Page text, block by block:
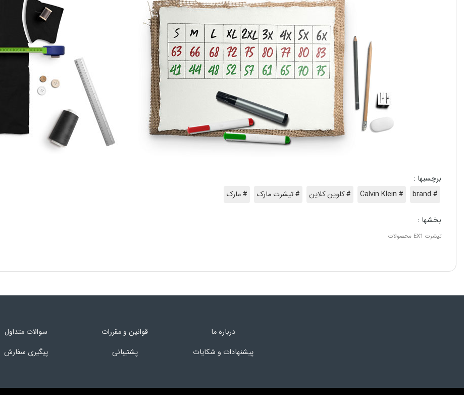
برچسبها :
# brand
# Calvin Klein # کلوین کلاین # تیشرت مارک # مارک
بخشها :
تیشرت EX1 محصولات
درباره ما قوانین و مقررات
سوالات متداول
پیشنهادات و شکایات
پشتیبانی پیگیری سفارش